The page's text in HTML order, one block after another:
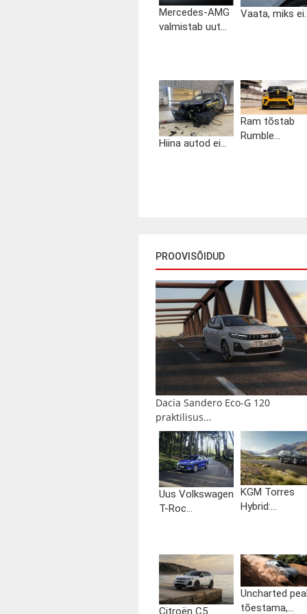
Mercedes-AMG
valmistab uut...
Vaata, miks
Hiina autod ei...
Ram tõstab
Rumble...
PROOVISÕIDUD
Dacia Sandero Eco-G 120
praktilisus...
Uus Volkswagen
T-Roc...
KGM Torres
Hybrid:...
Citroën C5
Uncharted
tõestama,...